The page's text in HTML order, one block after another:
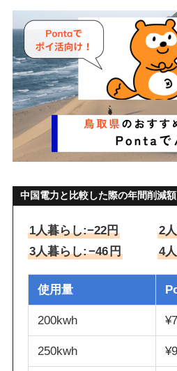
中国電力と比較した際の年間削減額
1人暮らし:−22円 2
3人暮らし:−46円 4
使用量
200kwh
250kwh